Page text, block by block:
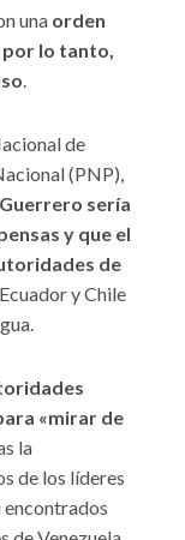
una orden
lo tanto,
de
(PNP),
Guerrero sería
y que el
de
y Chile
«mirar de
la
de los líderes
encontrados